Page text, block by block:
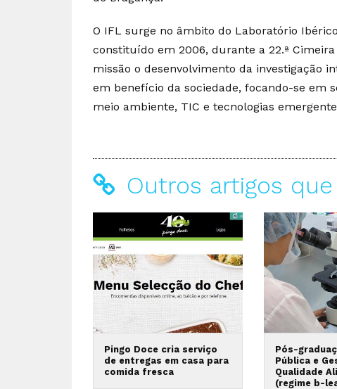
O IFL surge no âmbito do Laboratório
constituído em 2006, durante a 22.ª
missão o desenvolvimento da investigação
em benefício da sociedade, focando-se em
meio ambiente, TIC e tecnologias
Outros artigos
Pingo Doce cria serviço
de entregas em casa para
comida fresca
Pós-
Pública e
Qualidade
(regime b-